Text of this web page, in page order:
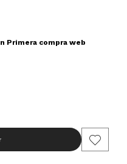
Primera compra web